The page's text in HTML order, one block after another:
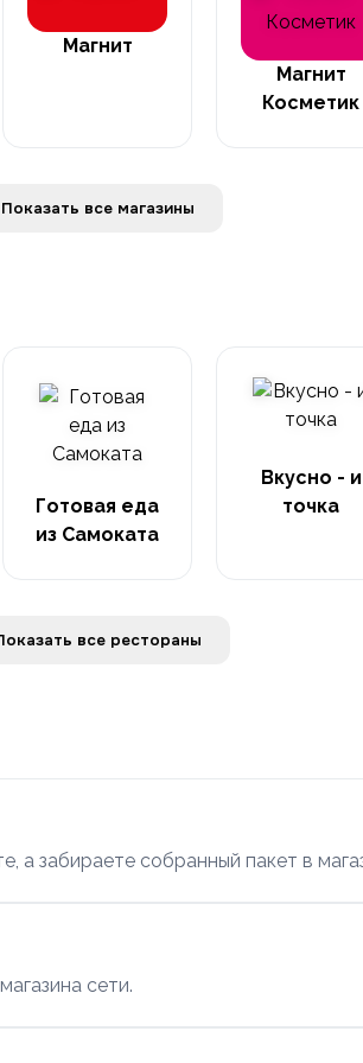
Магнит
Магнит
Косметик
Показать все магазины
Готовая еда
из Самоката
Вкусно - и
точка
Показать все рестораны
а забираете собранный пакет в
сети.